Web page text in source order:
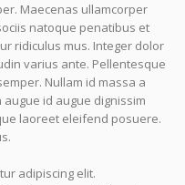
Maecenas ullamcorper
natoque penatibus et
ridiculus mus. Integer dolor
varius ante. Pellentesque
Nullam id massa a
id augue dignissim
laoreet eleifend posuere.
adipiscing elit.